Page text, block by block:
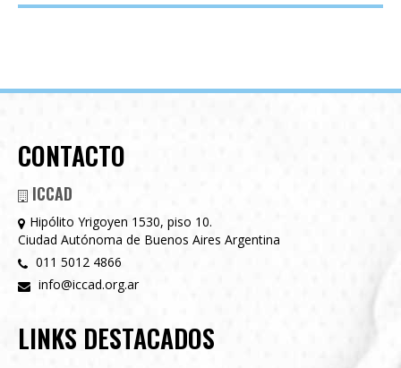
CONTACTO
ICCAD
Hipólito Yrigoyen 1530, piso 10.
Ciudad Autónoma de Buenos Aires Argentina
011 5012 4866
info@iccad.org.ar
LINKS DESTACADOS